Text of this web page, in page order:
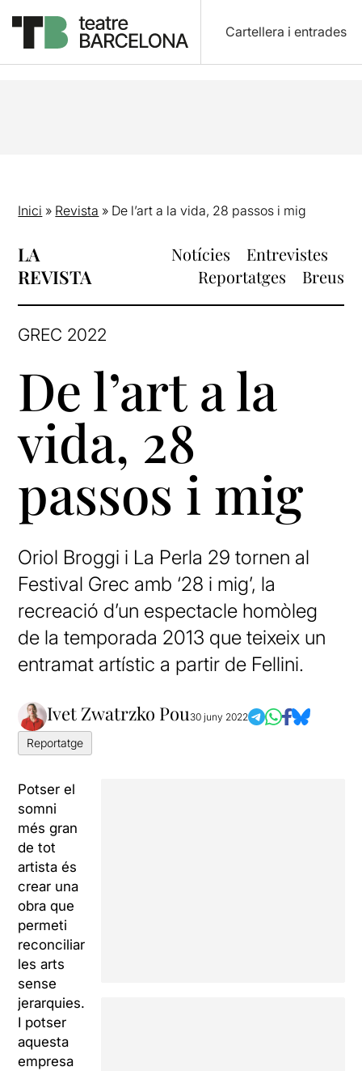
Cartellera i entrades
Inici » Revista » De l’art a la vida, 28 passos i mig
LA
REVISTA
Notícies
Entrevistes
Reportatges
Breus
GREC 2022
De l’art a la
vida, 28
passos i mig
Oriol Broggi i La Perla 29 tornen al
Festival Grec amb ‘28 i mig’, la
recreació d’un espectacle homòleg
de la temporada 2013 que teixeix un
entramat artístic a partir de Fellini.
Ivet Zwatrzko Pou30 juny 2022
Reportatge
Potser el
somni
més gran
de tot
artista és
crear una
obra que
permeti
reconciliar
les arts
sense
jerarquies.
I potser
aquesta
empresa